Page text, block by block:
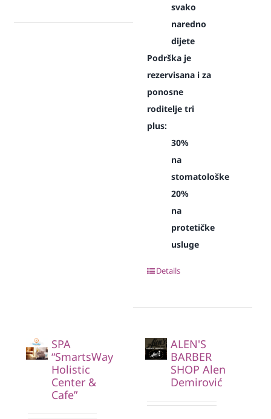
svako
naredno
dijete
Podrška je
rezervisana i za
ponosne
roditelje tri
plus:
30%
na
stomatološke
20%
na
protetičke
usluge
Details
SPA
“SmartsWay
Holistic
Center &
Cafe”
ALEN'S
BARBER
SHOP Alen
Demirović